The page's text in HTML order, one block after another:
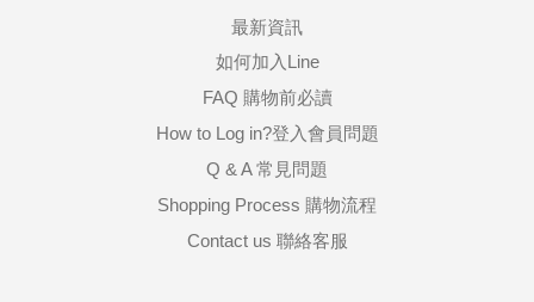
最新資訊
如何加入Line
FAQ 購物前必讀
How to Log in?登入會員問題
Q & A 常見問題
Shopping Process 購物流程
Contact us 聯絡客服